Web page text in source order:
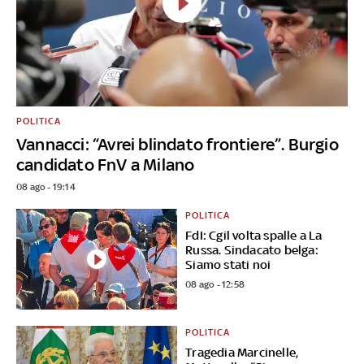
Vannacci: “Avrei blindato frontiere”. Burgio
candidato FnV a Milano
POLITICA
08 ago - 19:14
FdI: Cgil volta spalle a La
Russa. Sindacato belga:
Siamo stati noi
POLITICA
08 ago - 12:58
Tragedia Marcinelle,
POLITICA